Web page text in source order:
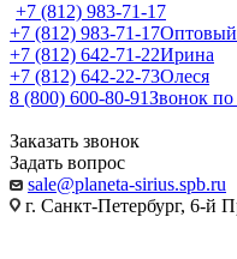
+7 (812) 983-71-17
+7 (812) 983-71-17Оптовый
+7 (812) 642-71-22Ирина
+7 (812) 642-22-73Олеся
8 (800) 600-80-91Звонок
Заказать звонок
Задать вопрос
sale@planeta-sirius.spb.ru
г. Санкт-Петербург, 6-й